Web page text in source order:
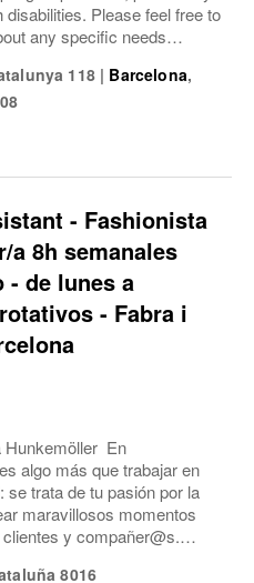
disabilities. Please feel free to
any specific needs
most suitable...
118 | Barcelona,
- Fashionista
a 8h semanales
- de lunes a
- Fabra i
Hunkemöller En
algo más que trabajar en
se trata de tu pasión por la
maravillosos momentos
y compañer@s.
8016